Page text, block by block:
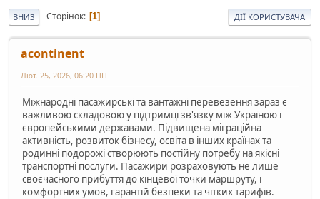
ВНИЗ Сторінок 1 ДІЇ КОРИСТУВАЧА
acontinent
Лют. 25, 2026, 06:20 ПП
Міжнародні пасажирські та вантажні перевезення зараз є
важливою складовою у підтримці зв'язку між Україною і
європейськими державами. Підвищена міграційна
активність, розвиток бізнесу, освіта в інших країнах та
родинні подорожі створюють постійну потребу на якісні
транспортні послуги. Пасажири розраховують не лише
своєчасного прибуття до кінцевої точки маршруту, і
комфортних умов, гарантій безпеки та чітких тарифів.